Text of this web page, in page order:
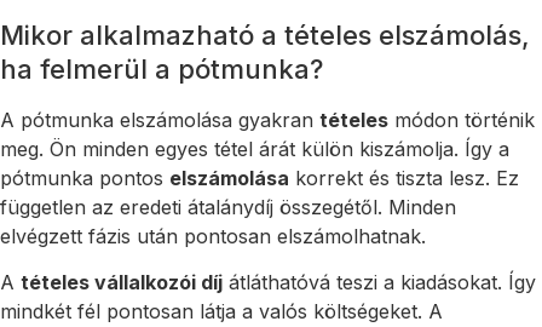
Mikor alkalmazható a tételes elszámolás,
ha felmerül a pótmunka?
A pótmunka elszámolása gyakran tételes módon történik
meg. Ön minden egyes tétel árát külön kiszámolja. Így a
pótmunka pontos elszámolása korrekt és tiszta lesz. Ez
független az eredeti átalánydíj összegétől. Minden
elvégzett fázis után pontosan elszámolhatnak.
A tételes vállalkozói díj átláthatóvá teszi a kiadásokat. Így
mindkét fél pontosan látja a valós költségeket. A